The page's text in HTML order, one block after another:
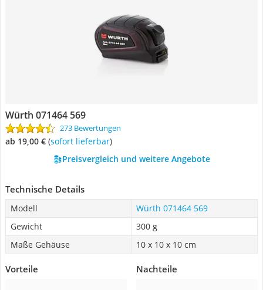
Würth 071464 569
273 Bewertungen
ab 19,00 € ( Sofort lieferbar)
Preisvergleich und weitere Angebote
Technische Details
Modell
Würth 071464 569
Gewicht
300 g
Maße Gehäuse
‎10 x 10 x 10 cm
Vorteile Nachteile